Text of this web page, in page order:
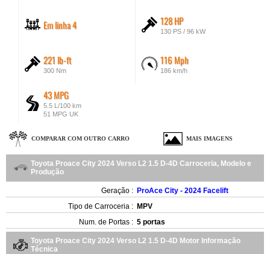
Em linha 4 128 HP
130 PS / 96 kW
221 lb-ft
300 Nm
116 Mph
186 km/h
43 MPG
5.5 L/100 km
51 MPG UK
COMPARAR COM OUTRO CARRO MAIS IMAGENS
Toyota Proace City 2024 Verso L2 1.5 D-4D Carroceria, Modelo e
Produção
Geração : ProAce City - 2024 Facelift
Tipo de Carroceria : MPV
Num. de Portas : 5 portas
Toyota Proace City 2024 Verso L2 1.5 D-4D Motor Informação
Técnica